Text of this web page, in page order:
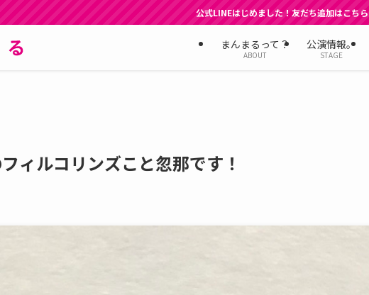
公式LINEはじめました！友だち追加はこちら
まんまるって？
ABOUT
公演情報。
STAGE
ィルコリンズこと忽那です！